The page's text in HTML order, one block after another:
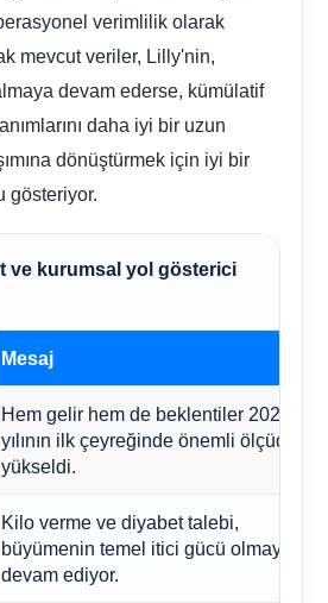
verimlilik olarak
mevcut veriler, Lilly'nin,
devam ederse, kümülatif
daha iyi bir uzun
dönüştürmek için iyi bir
gösteriyor.
ve kurumsal yol gösterici
Mesaj
Hem gelir hem de beklentiler 2026
yılının ilk çeyreğinde önemli ölçüde
yükseldi.
Kilo verme ve diyabet talebi,
büyümenin temel itici gücü olmaya
devam ediyor.